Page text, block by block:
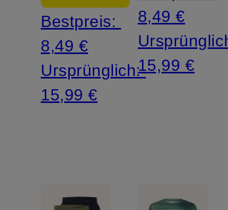
Bestpreis:
8,49 €
Ursprünglich:
15,99 €
8,49 €
15,99 €